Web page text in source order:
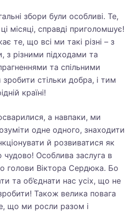
збори були особливі. Те,
місяці, справді приголомшує!
те, що всі ми такі різні – з
з різними підходами та
та спільними
стільки добра, і тим
країні!
а навпаки, ми
одне одного, знаходити
й розвиватися як
Особлива заслуга в
голови Віктора Сердюка. Бо
та об’єднати нас усіх, що не
Також велика повага
що ми росли разом і